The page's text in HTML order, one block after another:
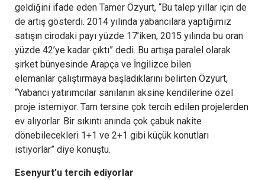
geldiğini ifade eden Tamer Özyurt, “Bu talep yıllar için de
de artış gösterdi. 2014 yılında yabancılara yaptığımız
satışın cirodaki payı yüzde 17’iken, 2015 yılında bu oran
yüzde 42’ye kadar çıktı” dedi. Bu artışa paralel olarak
şirket bünyesinde Arapça ve İngilizce bilen
elemanlar çalıştırmaya başladıklarını belirten Özyurt,
“Yabancı yatırımcılar sanılanın aksine kendilerine özel
proje istemiyor. Tam tersine çok tercih edilen projelerden
ev alıyorlar. Bir sıkıntı anında çok çabuk nakite
dönebilecekleri 1+1 ve 2+1 gibi küçük konutları
istiyorlar” diye konuştu.
Esenyurt’u tercih ediyorlar